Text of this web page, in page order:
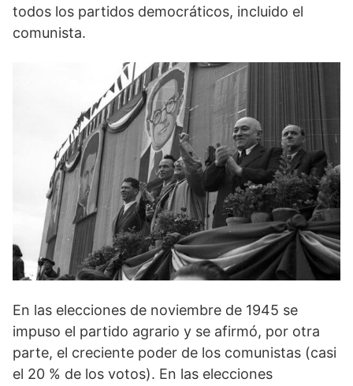
todos los partidos democráticos, incluido el
comu­nista.
En las elecciones de noviembre de 1945 se
impuso el partido agrario y se afirmó, por otra
parte, el creciente poder de los comunistas (casi
el 20 % de los votos). En las elecciones